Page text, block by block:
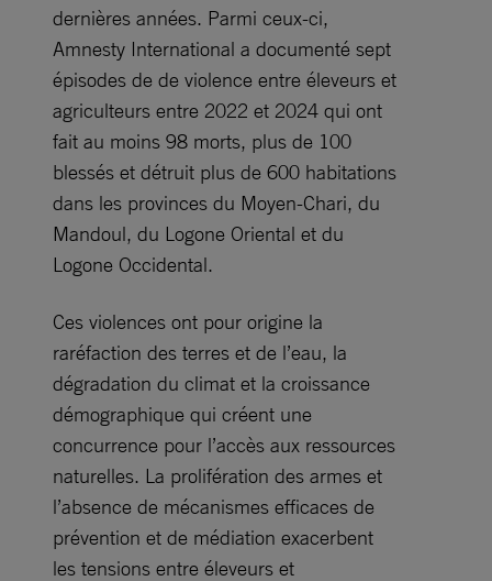
dernières années. Parmi ceux-ci,
Amnesty International a documenté sept
épisodes de de violence entre éleveurs et
agriculteurs entre 2022 et 2024 qui ont
fait au moins 98 morts, plus de 100
blessés et détruit plus de 600 habitations
dans les provinces du Moyen-Chari, du
Mandoul, du Logone Oriental et du
Logone Occidental.
Ces violences ont pour origine la
raréfaction des terres et de l’eau, la
dégradation du climat et la croissance
démographique qui créent une
concurrence pour l’accès aux ressources
naturelles. La prolifération des armes et
l’absence de mécanismes efficaces de
prévention et de médiation exacerbent
les tensions entre éleveurs et